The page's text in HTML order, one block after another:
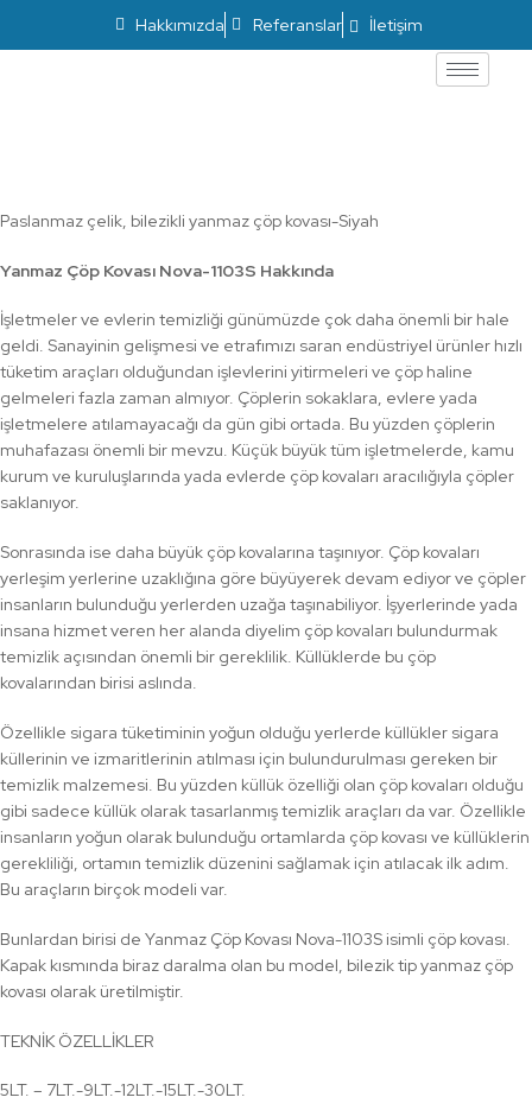
Hakkımızda Referanslar İletişim
Paslanmaz çelik, bilezikli yanmaz çöp kovası-Siyah
Yanmaz Çöp Kovası Nova-1103S Hakkında
İşletmeler ve evlerin temizliği günümüzde çok daha önemli bir hale
geldi. Sanayinin gelişmesi ve etrafımızı saran endüstriyel ürünler hızlı
tüketim araçları olduğundan işlevlerini yitirmeleri ve çöp haline
gelmeleri fazla zaman almıyor. Çöplerin sokaklara, evlere yada
işletmelere atılamayacağı da gün gibi ortada. Bu yüzden çöplerin
muhafazası önemli bir mevzu. Küçük büyük tüm işletmelerde, kamu
kurum ve kuruluşlarında yada evlerde çöp kovaları aracılığıyla çöpler
saklanıyor.
Sonrasında ise daha büyük çöp kovalarına taşınıyor. Çöp kovaları
yerleşim yerlerine uzaklığına göre büyüyerek devam ediyor ve çöpler
insanların bulunduğu yerlerden uzağa taşınabiliyor. İşyerlerinde yada
insana hizmet veren her alanda diyelim çöp kovaları bulundurmak
temizlik açısından önemli bir gereklilik. Küllüklerde bu çöp
kovalarından birisi aslında.
Özellikle sigara tüketiminin yoğun olduğu yerlerde küllükler sigara
küllerinin ve izmaritlerinin atılması için bulundurulması gereken bir
temizlik malzemesi. Bu yüzden küllük özelliği olan çöp kovaları olduğu
gibi sadece küllük olarak tasarlanmış temizlik araçları da var. Özellikle
insanların yoğun olarak bulunduğu ortamlarda çöp kovası ve küllüklerin
gerekliliği, ortamın temizlik düzenini sağlamak için atılacak ilk adım.
Bu araçların birçok modeli var.
Bunlardan birisi de Yanmaz Çöp Kovası Nova-1103S isimli çöp kovası.
Kapak kısmında biraz daralma olan bu model, bilezik tip yanmaz çöp
kovası olarak üretilmiştir.
TEKNİK ÖZELLİKLER
5LT. – 7LT.-9LT.-12LT.-15LT.-30LT.